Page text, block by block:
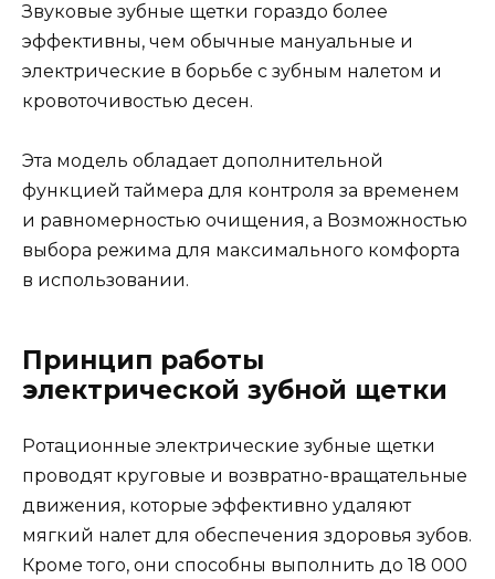
Звуковые зубные щетки гораздо более
эффективны, чем обычные мануальные и
электрические в борьбе с зубным налетом и
кровоточивостью десен.
Эта модель обладает дополнительной
функцией таймера для контроля за временем
и равномерностью очищения, а Возможностью
выбора режима для максимального комфорта
в использовании.
Принцип работы
электрической зубной щетки
Ротационные электрические зубные щетки
проводят круговые и возвратно-вращательные
движения, которые эффективно удаляют
мягкий налет для обеспечения здоровья зубов.
Кроме того, они способны выполнить до 18 000